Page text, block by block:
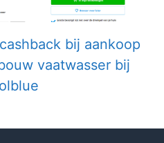
bij aankoop
vaatwasser bij